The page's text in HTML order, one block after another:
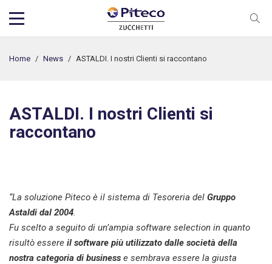
Home / News / ASTALDI. I nostri Clienti si raccontano
ASTALDI. I nostri Clienti si
raccontano
“La soluzione Piteco è il sistema di Tesoreria del Gruppo
Astaldi dal 2004
Fu scelto a seguito di un’ampia software selection in quanto
risultò essere il software più utilizzato dalle società della
nostra categoria di business e sembrava essere la giusta